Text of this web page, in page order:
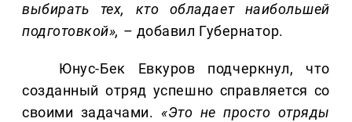
выбирать тех, кто обладает наибольшей
подготовкой», – добавил Губернатор.
Юнус-Бек Евкуров подчеркнул, что
созданный отряд успешно справляется со
своими задачами. «Это не просто отряды